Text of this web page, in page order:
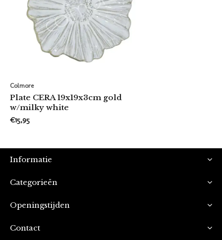
Colmore
Plate CERA 19x19x3cm gold
w/milky white
€15,95
Informatie
Categorieën
Openingstijden
Contact